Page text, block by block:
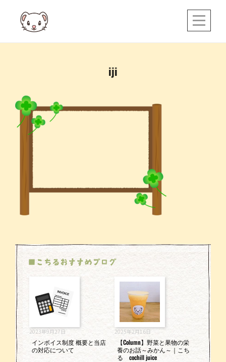
content
iji
■こちるおすすめブログ
2023年9月27日
インボイス制度 概要と当店
の対応について
2025年2月16日
【Column】野菜と果物の栄
養のお話～みかん～｜こち
る cochill juice
ナ
ビ
ゲ